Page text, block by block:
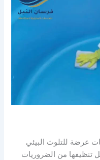
عرضة للتلوث البيئي
تنظيفها من الضروريات